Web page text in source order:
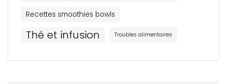
Recettes smoothies bowls
Thé et infusion Troubles alimentaires